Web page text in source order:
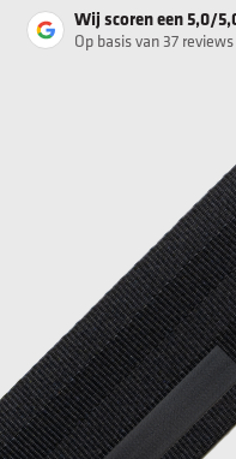
Wij scoren een 5,0/
Op basis van 37 reviews